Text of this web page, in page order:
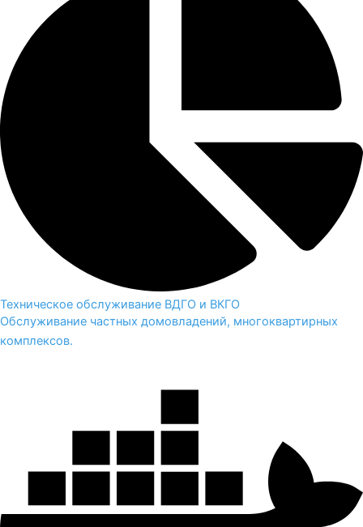
Техническое обслуживание ВДГО и ВКГО
Обслуживание частных домовладений, многоквартирных
комплексов.